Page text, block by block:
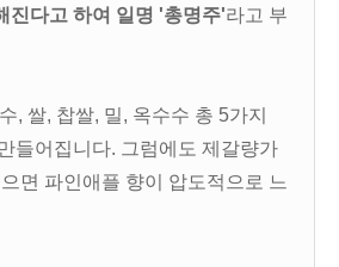
진다고 하여 일명 '총명주'라고 부
, 쌀, 찹쌀, 밀, 옥수수 총 5가지
들어집니다. 그럼에도 제갈량가
면 파인애플 향이 압도적으로 느